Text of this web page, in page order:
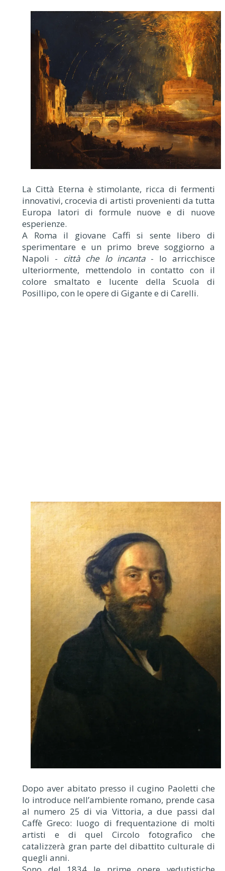
La Città Eterna è stimolante, ricca di fermenti
innovativi, crocevia di artisti provenienti da tutta
Europa latori di formule nuove e di nuove
esperienze.
A Roma il giovane Caffi si sente libero di
sperimentare e un primo breve soggiorno a
Napoli - città che lo incanta- lo arricchisce
ulteriormente, mettendolo in contatto con il
colore smaltato e lucente della Scuola di
Posillipo, con le opere di Gigante e di Carelli.
Dopo aver abitato presso il cugino Paoletti che
lo introduce nell’ambiente romano, prende casa
al numero 25 di via Vittoria, a due passi dal
Caffè Greco: luogo di frequentazione di molti
artisti e di quel Circolo fotografico che
catalizzerà gran parte del dibattito culturale di
quegli anni.